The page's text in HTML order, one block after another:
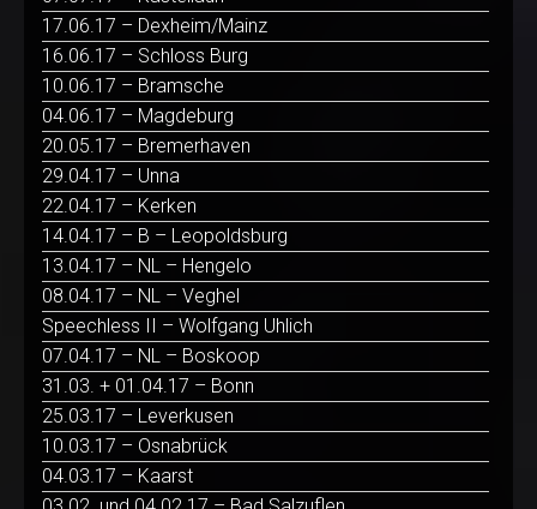
17.06.17 – Dexheim/Mainz
16.06.17 – Schloss Burg
10.06.17 – Bramsche
04.06.17 – Magdeburg
20.05.17 – Bremerhaven
29.04.17 – Unna
22.04.17 – Kerken
14.04.17 – B – Leopoldsburg
13.04.17 – NL – Hengelo
08.04.17 – NL – Veghel
Speechless II – Wolfgang Uhlich
07.04.17 – NL – Boskoop
31.03. + 01.04.17 – Bonn
25.03.17 – Leverkusen
10.03.17 – Osnabrück
04.03.17 – Kaarst